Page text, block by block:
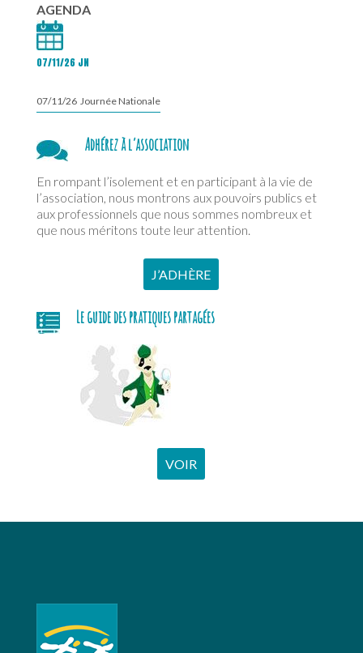
AGENDA
07/11/26 JN
07/11/26 Journée Nationale
Adhérez à l’association
En rompant l’isolement et en participant à la vie de
l’association, nous montrons aux pouvoirs publics et
aux professionnels que nous sommes nombreux et
que nous méritons toute leur attention.
J’ADHÈRE
Le guide des pratiques partagées
VOIR